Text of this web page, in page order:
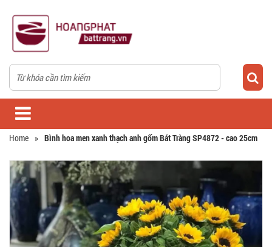
Home » Bình hoa men xanh thạch anh gốm Bát Tràng SP4872 - cao 25cm